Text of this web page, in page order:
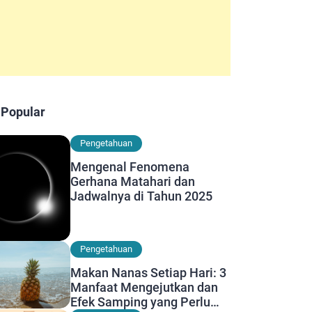
Pengetahuan
Mengenal Fenomena
Gerhana Matahari dan
Jadwalnya di Tahun 2025
Pengetahuan
Makan Nanas Setiap Hari: 3
Manfaat Mengejutkan dan
Efek Samping yang Perlu